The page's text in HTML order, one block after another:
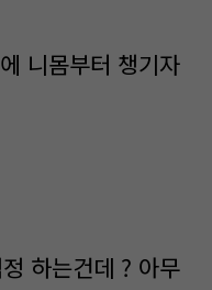
니몸부터 챙기자
하는건데 ? 아무